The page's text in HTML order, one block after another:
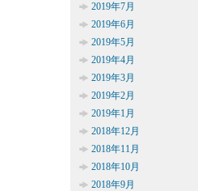
2019年7月
2019年6月
2019年5月
2019年4月
2019年3月
2019年2月
2019年1月
2018年12月
2018年11月
2018年10月
2018年9月